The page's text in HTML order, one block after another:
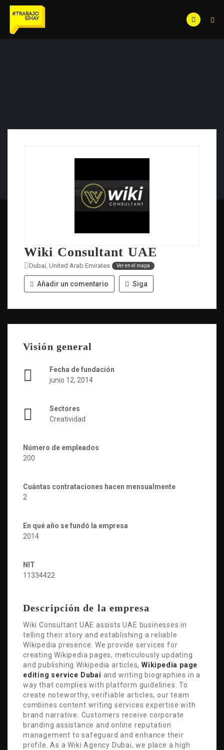
Wiki Consultant UAE
Dubai, United Arab Emirates Ver en el mapa
Añadir un comentario Siga
Visión general
Fecha de fundación
junio 12, 2014
Sectores
Creatividad
Número de empleados
200
Cuántas contrataciones hacen mensualmente
2
En qué año se fundó la empresa
2014
NIT
11334422
Descripción de la empresa
Wiki Consultant UAE assists UAE businesses in
telling their story and establishing a reliable
Wikipedia presence. We provide services for
creating Wikipedia pages, meticulously updating
and publishing Wikipedia articles,Wikipedia page
editing service Dubai and writing biographies in a
way that complies with platform guidelines. To
create noteworthy, verifiable articles, our team
combines content writing services expertise with
brand narrative. Customers receive corporate
branding assistance and online reputation
management to safeguard and enhance their
profile. As a Wiki Agency Dubai, we place a high